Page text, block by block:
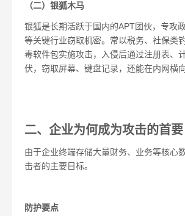
（二）银狐木马
银狐是长期活跃于国内的APT团伙，专攻
等关键行业窃取机密。常以税务、社保类
毒软件包实施攻击，入侵后通过注册表、
伏，窃取屏幕、键盘记录，还能在内网横向
二、企业为何成为攻击的首
由于企业终端存储大量财务、业务等核心
击者的主要目标。
防护要点